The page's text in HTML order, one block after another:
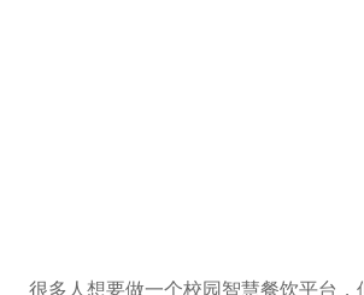
很多人想要做一个校园智慧餐饮平台，